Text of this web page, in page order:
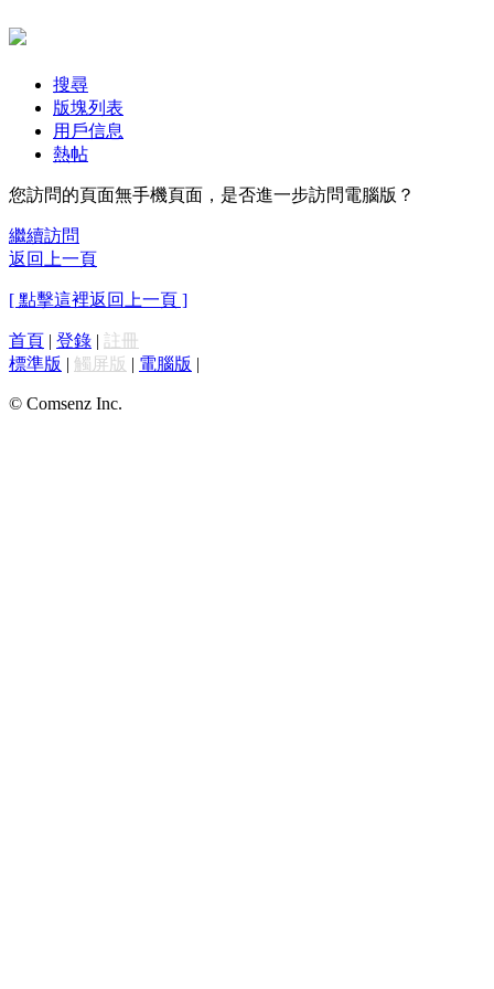
搜尋
版塊列表
用戶信息
熱帖
您訪問的頁面無手機頁面，是否進一步訪問電腦版？
繼續訪問
返回上一頁
[ 點擊這裡返回上一頁 ]
首頁 | 登錄 | 註冊
標準版 | 觸屏版 | 電腦版 |
© Comsenz Inc.